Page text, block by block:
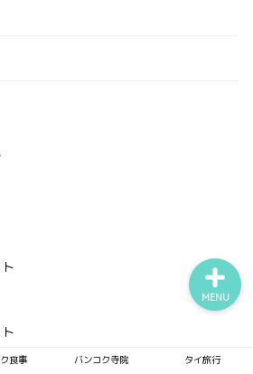
食事 バンコク寺院 タイ旅行
MENU